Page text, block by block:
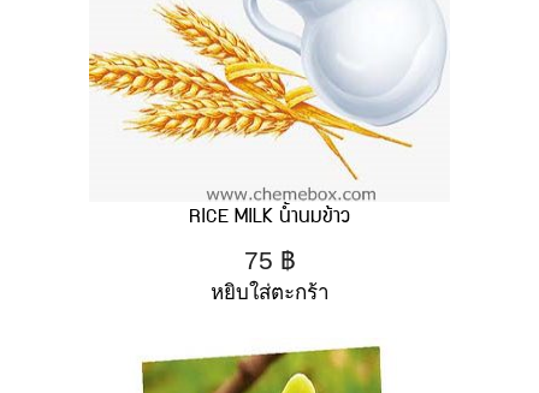
RICE MILK น้ำนมข้าว
75 ฿
หยิบใส่ตะกร้า